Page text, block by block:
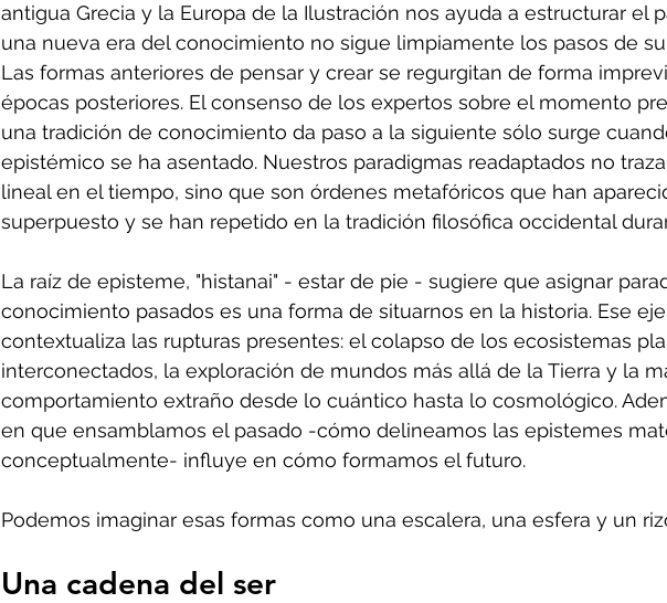
antigua Grecia y la Europa de la Ilustración nos ayuda a estructurar el
una nueva era del conocimiento no sigue limpiamente los pasos de
Las formas anteriores de pensar y crear se regurgitan de forma
épocas posteriores. El consenso de los expertos sobre el momento
una tradición de conocimiento da paso a la siguiente sólo surge
epistémico se ha asentado. Nuestros paradigmas readaptados no
lineal en el tiempo, sino que son órdenes metafóricos que han
superpuesto y se han repetido en la tradición filosófica occidental
La raíz de episteme, "histanai" - estar de pie - sugiere que asignar
conocimiento pasados es una forma de situarnos en la historia. Ese
contextualiza las rupturas presentes: el colapso de los ecosistemas
interconectados, la exploración de mundos más allá de la Tierra y la
comportamiento extraño desde lo cuántico hasta lo cosmológico.
en que ensamblamos el pasado -cómo delineamos las epistemes
conceptualmente- influye en cómo formamos el futuro.
Podemos imaginar esas formas como una escalera, una esfera y un
Una cadena del ser